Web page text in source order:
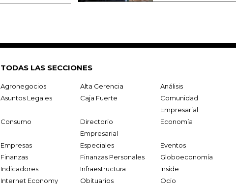
TODAS LAS SECCIONES
Agronegocios Alta Gerencia
Análisis
Asuntos Legales
Caja Fuerte
Comunidad
Empresarial
Consumo
Directorio
Empresarial
Economía
Empresas Especiales
Eventos
Finanzas
Finanzas Personales
Globoeconomía
Indicadores
Infraestructura
Inside
Internet Economy
Obituarios
Ocio